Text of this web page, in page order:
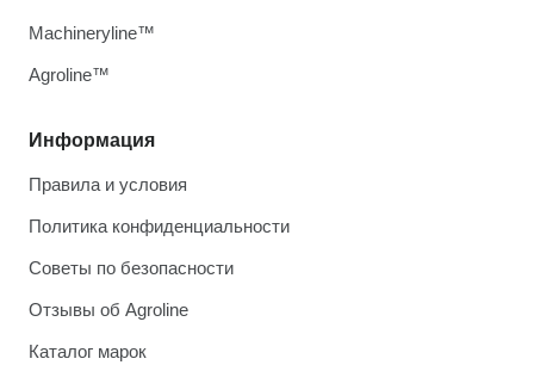
Информация
Правила и условия
Политика конфиденциальности
Советы по безопасности
Отзывы об Agroline
Каталог марок
Machineryline™
Agroline™